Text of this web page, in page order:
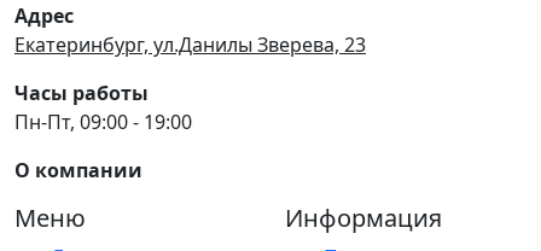
Адрес
Екатеринбург, ул.Данилы Зверева, 23
Часы работы
Пн-Пт, 09:00 - 19:00
О компании
Меню Информация